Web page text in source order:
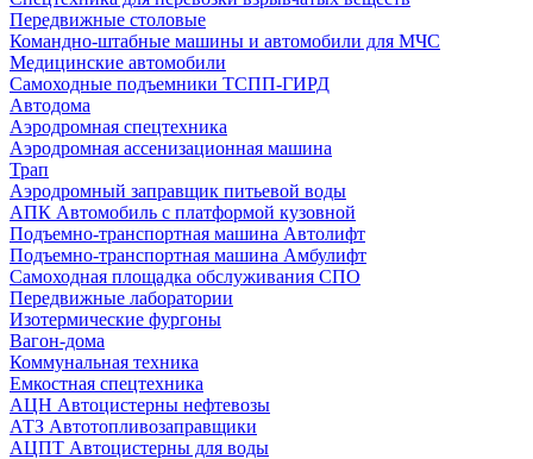
Передвижные столовые
Командно-штабные машины и автомобили для МЧС
Медицинские автомобили
Самоходные подъемники ТСПП-ГИРД
Автодома
Аэродромная спецтехника
Аэродромная ассенизационная машина
Трап
Аэродромный заправщик питьевой воды
АПК Автомобиль с платформой кузовной
Подъемно-транспортная машина Автолифт
Подъемно-транспортная машина Амбулифт
Самоходная площадка обслуживания СПО
Передвижные лаборатории
Изотермические фургоны
Вагон-дома
Коммунальная техника
Емкостная спецтехника
АЦН Автоцистерны нефтевозы
АТЗ Автотопливозаправщики
АЦПТ Автоцистерны для воды